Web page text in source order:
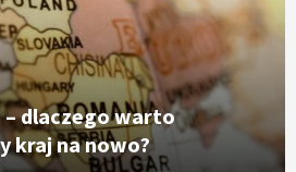
– dlaczego warto
kraj na nowo?